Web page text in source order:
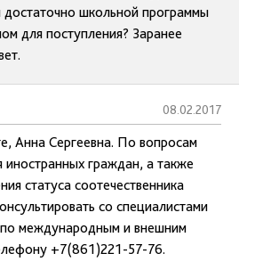
достаточно школьной программы
для поступления? Заранее
08.02.2017
Анна Сергеевна. По вопросам
иностранных граждан, а также
статуса соотечественника
со специалистами
по международным и внешним
+7(861)221-57-76.